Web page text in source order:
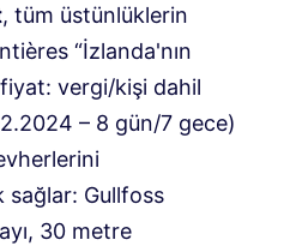
, tüm üstünlüklerin
“İzlanda'nın
fiyat: vergi/kişi dahil
– 8 gün/7 gece)
sağlar: Gullfoss
30 metre